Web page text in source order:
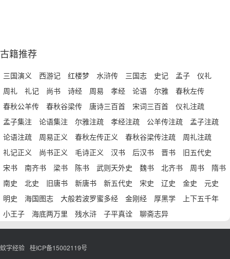
古籍推荐
三国演义 西游记 红楼梦 水浒传 三国志 史记 孟子
仪礼
周礼
礼记 尚书 诗经 周易 孝经 论语 尔雅
春秋左传
春秋公羊传
春秋谷梁传 唐诗三百首 宋词三百首
仪礼注疏
孟子集注
论语集注 尔雅注疏 孝经注疏 公羊传注疏
孟子注疏
论语注疏
周易正义 春秋左传正义 春秋谷梁传注疏
周礼注疏
礼记正义
尚书正义 毛诗正义 汉书 后汉书 晋书
旧五代史
宋书
南齐书 梁书 陈书 武则天外史 魏书 北齐书 周书
隋书
南史
北史 旧唐书 新唐书 新五代史 宋史 辽史 金史
元史
明史
海国图志 大般若波罗蜜多经 金刚经 厚黑学
上下五千年
小王子
海底两万里 残水浒 子平真诠 聊斋志异
蚊字经验 桂ICP备15002119号